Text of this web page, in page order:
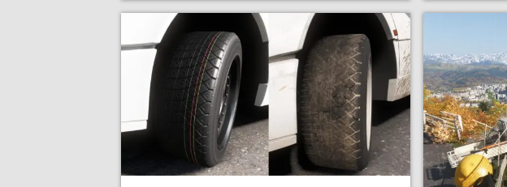
両が爆走車に巻き込まれ大惨事
声